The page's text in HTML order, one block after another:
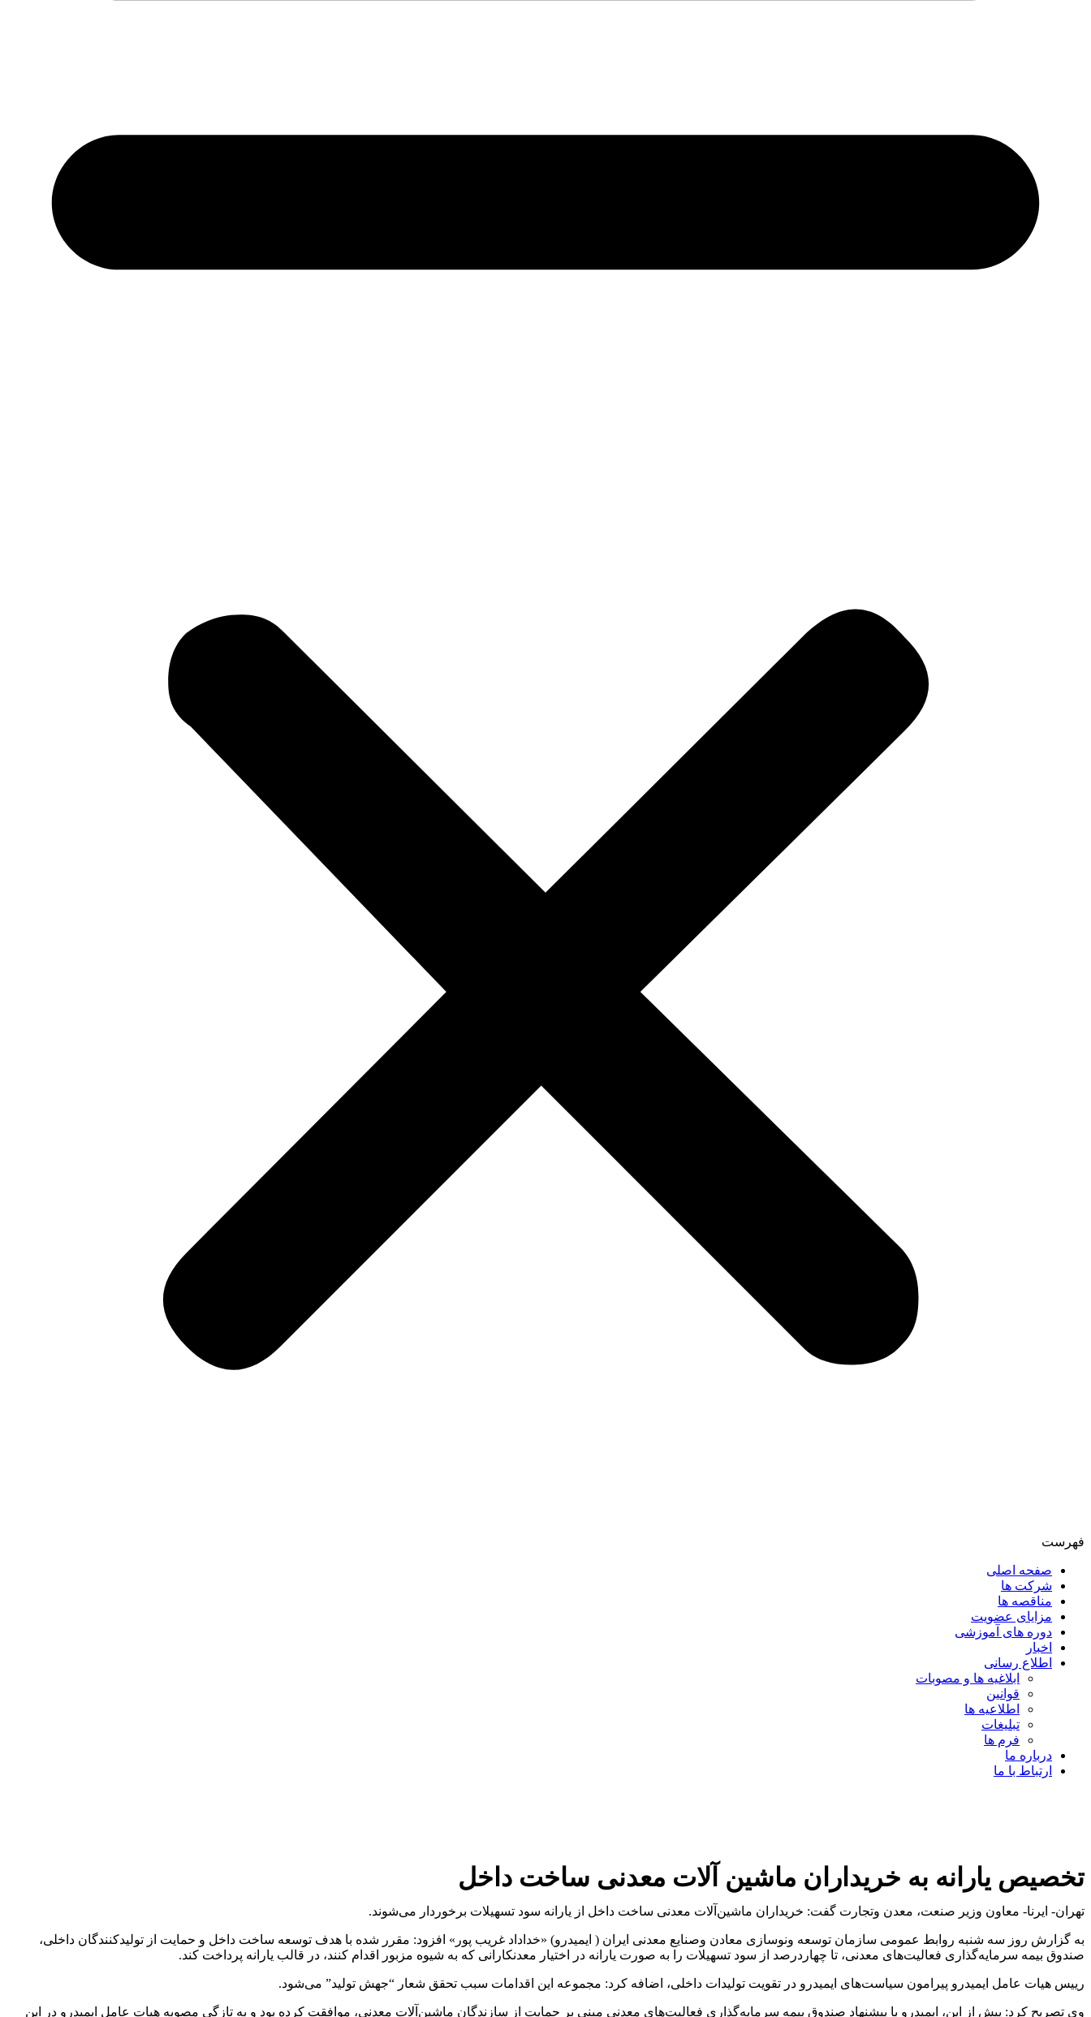
فهرست
صفحه اصلی
شرکت ها
مناقصه ها
مزایای عضویت
دوره های آموزشی
اخبار
اطلاع رسانی
ابلاغیه ها و مصوبات
قوانین
اطلاعیه ها
تبلیغات
فرم ها
درباره ما
ارتباط با ما
تخصیص یارانه به خریداران ماشین آلات معدنی ساخت داخل
تهران- ایرنا- معاون وزیر صنعت، معدن وتجارت گفت: خریداران ماشین‌آلات معدنی ساخت داخل از یارانه سود تسهیلات برخوردار می‌شوند.
به گزارش روز سه شنبه روابط عمومی سازمان توسعه ونوسازی معادن وصنایع معدنی ایران ( ایمیدرو) «خداداد غریب پور» افزود: مقرر شده با هدف توسعه ساخت داخل و حمایت از تولیدکنندگان داخلی،
صندوق بیمه سرمایه‌گذاری فعالیت‌های معدنی، تا چهاردرصد از سود تسهیلات را به صورت یارانه در اختیار معدنکارانی که به شیوه مزبور اقدام کنند،‌ در قالب یارانه پرداخت کند.
رییس هیات عامل ایمیدرو پیرامون سیاست‌های ایمیدرو در تقویت تولیدات داخلی، اضافه کرد: مجموعه این اقدامات سبب تحقق شعار “جهش تولید” می‌شود.
وی تصریح کرد: پیش از این، ایمیدرو با پیشنهاد صندوق بیمه سرمایه‌گذاری فعالیت‌های معدنی مبنی بر حمایت از سازندگان ماشین‌آلات معدنی،‌ موافقت کرده بود و به تازگی مصوبه هیات عامل ایمیدرو در این